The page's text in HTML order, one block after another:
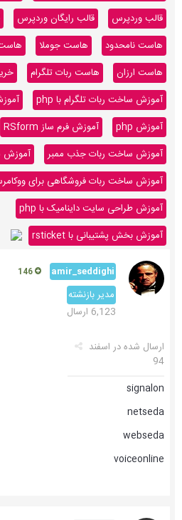
قالب وردپرس
قالب رایگان وردپرس
هاست نامحدود
هاست جوملا هاست
هاست ارزان
هاست ربات تلگرام
آموزش ساخت ربات تلگرام با php
آموزش php
آموزش فرم ساز RSform
آموزش ساخت ربات جذب ممبر
آموزش
آموزش ساخت ربات فروشگاهی برای
آموزش طراحی سایت داینامیک با php
آموزش بخش پشتیبانی با rsticket
amir_seddighi
مدیر بازنشته
6,123 ارسال
ارسال شده در اسفند
94
signalon
netseda
webseda
voiceonline